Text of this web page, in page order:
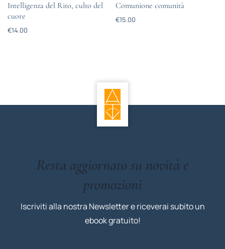
Intelligenza del Rito, culto del
cuore
€14.00
Comunione comunità
€15.00
Resta aggiornato su novità e
promozioni
Iscriviti alla nostra Newsletter e riceverai subito un
ebook gratuito!